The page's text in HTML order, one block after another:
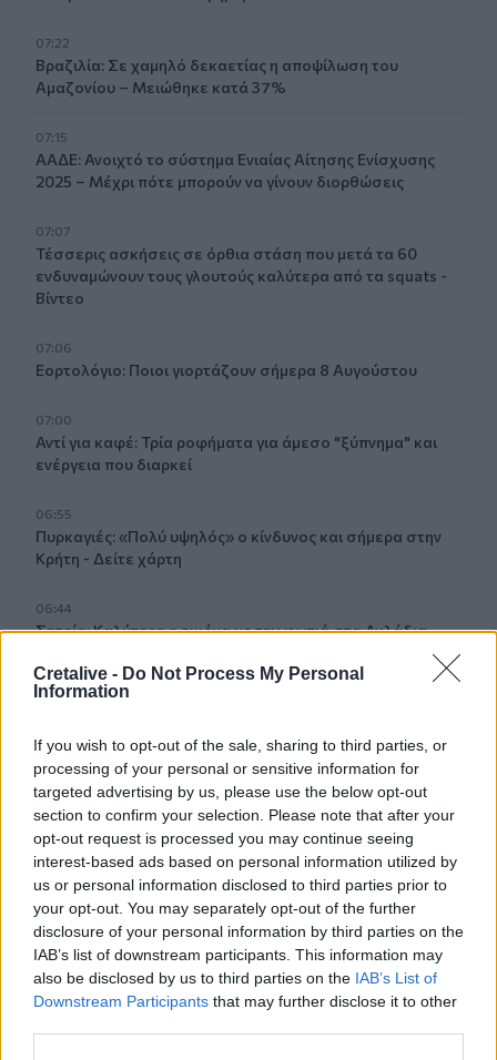
Cretalive - Do Not Process My Personal
Information
If you wish to opt-out of the sale, sharing to third parties, or
processing of your personal or sensitive information for
targeted advertising by us, please use the below opt-out
section to confirm your selection. Please note that after your
opt-out request is processed you may continue seeing
interest-based ads based on personal information utilized by
us or personal information disclosed to third parties prior to
your opt-out. You may separately opt-out of the further
disclosure of your personal information by third parties on the
IAB’s list of downstream participants. This information may
also be disclosed by us to third parties on the IAB’s List of
Downstream Participants that may further disclose it to other
07:22
Βραζιλία: Σε χαμηλό δεκαετίας η αποψίλωση του
Αμαζονίου – Μειώθηκε κατά 37%
07:15
ΑΑΔΕ: Ανοιχτό το σύστημα Ενιαίας Αίτησης Ενίσχυσης
2025 – Μέχρι πότε μπορούν να γίνουν διορθώσεις
07:07
Τέσσερις ασκήσεις σε όρθια στάση που μετά τα 60
ενδυναμώνουν τους γλουτούς καλύτερα από τα squats -
Βίντεο
07:06
Εορτολόγιο: Ποιοι γιορτάζουν σήμερα 8 Αυγούστου
07:00
Αντί για καφέ: Τρία ροφήματα για άμεσο "ξύπνημα" και
ενέργεια που διαρκεί
06:55
Πυρκαγιές: «Πολύ υψηλός» ο κίνδυνος και σήμερα στην
Κρήτη - Δείτε χάρτη
06:44
Σητεία: Καλύτερη η εικόνα με την φωτιά στα Αχλάδια -
06:21
χωρίς παγωτομηχανή
05:41
Φεύγουμε για διακοπές; Τα 7 πράγματα που πρέπει να
κάνουμε στο σπίτι πριν κλείσουμε την πόρτα
04:11
Μαγειρεμένο ρύζι: Πόσο διατηρείται στο ψυγείο και τα
συχνά λάθη που πρέπει να προσέξουμε
03:16
Οι ειδικοί εξηγούν: Το κλιματιστικό ρυθμίζει τη
θερμοκρασία, ο ανεμιστήρας οροφής αλλάζει την